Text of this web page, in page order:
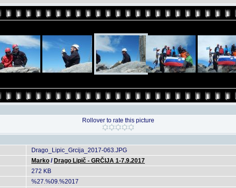
Rollover to rate this picture
Drago_Lipic_Grcija_2017-063.JPG
Marko / Drago Lipič - GRČIJA 1-7.9.2017
272 KB
%27.%09.%2017